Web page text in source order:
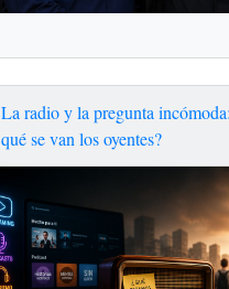
La radio y la pregunta
qué se van los oyentes?